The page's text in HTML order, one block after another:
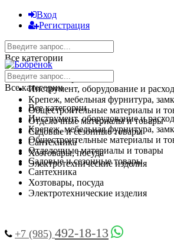
Вход
Регистрация
Все категории
Все категории
Инструмент, оборудование и
Крепеж, мебельная фурнитура,
Общестроительные материалы и
Отделочные материалы и товары
Садовые и сезонные товары
Сантехника
Хозтовары, посуда
Электротехнические изделия
Найти
Все категории
Все категории
Инструмент, оборудование и
Крепеж, мебельная фурнитура,
Общестроительные материалы и
Отделочные материалы и товары
Садовые и сезонные товары
Сантехника
Хозтовары, посуда
Электротехнические изделия
+7 (985) 492-18-13